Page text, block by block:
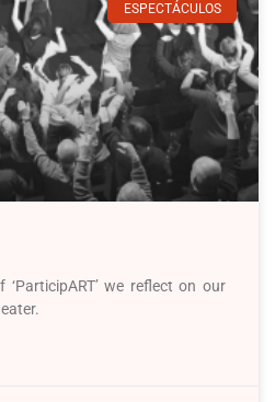
ESPECTÁCULOS
we reflect on our